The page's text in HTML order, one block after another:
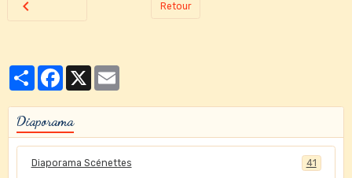
Retour
PartagerFacebook
Diaporama
Diaporama Scénettes 41